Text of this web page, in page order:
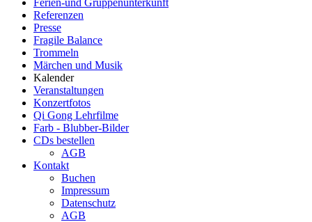
Ferien-und Gruppenunterkunft
Referenzen
Presse
Fragile Balance
Trommeln
Märchen und Musik
Kalender
Veranstaltungen
Konzertfotos
Qi Gong Lehrfilme
Farb - Blubber-Bilder
CDs bestellen
AGB
Kontakt
Buchen
Impressum
Datenschutz
AGB